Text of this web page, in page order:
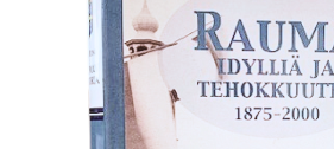
Muut tuotteet
Ateria- ja välipalamaksut